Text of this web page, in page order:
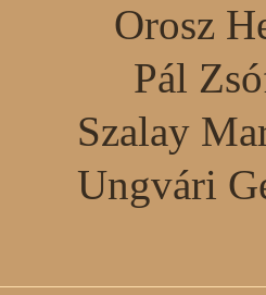
Orosz
Pál
Szalay
Ungvári